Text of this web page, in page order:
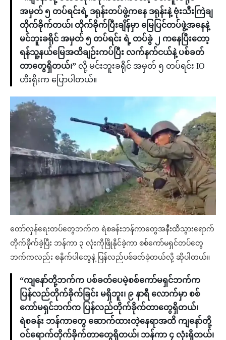
အမှတ် ၅ တပ်ရင်းရဲ့ ဒရုန်းတပ်ဖွဲ့ကနေ ဒရုန်းနဲ့ ဗုံးသီးကြဲချ
တိုက်ခိုက်တယ်၊ တိုက်ခိုက်ပြီးချိန်မှာ မြေပြင်တပ်ဖွဲ့အနေနဲ့
မင်ဘူးခရိုင် အမှတ် ၅ တပ်ရင်း ရဲ့ တပ်ခွဲ ၂ ကနေပြီးတော့
ရန်သူ့နယ်မြေအထိချဉ်းကပ်ပြီး လက်နက်ငယ်နဲ့ ပစ်ခတ်
တာတွေရှိတယ်၊” လို့ မင်းဘူးခရိုင် အမှတ် ၅ တပ်ရင်း IO
ဟီးရိုးက ပြောပါတယ်။
တော်လှန်ရေးတပ်တွေဘက်က ရဲစခန်းဘန်ကာတွေအနီးထိသွားရောက်
တိုက်ခိုက်ခဲ့ပြီး ဘန်ကာ ၃ လုံးကိုဖြိုနိုင်ခဲ့ကာ စစ်ကော်မရှင်တပ်တွေ
ဘက်ကလည်း စနိုက်ပါတွေနဲ့ ပြန်လည်ပစ်ခတ်ခဲ့တယ်လို့ ဆိုပါတယ်။
“ကျနော်တို့ဘက်က ပစ်ခတ်ပေမဲ့စစ်ကော်မရှင်ဘက်က
ပြန်လည်တိုက်ခိုက်ခြင်း မရှိဘူး၊ ၉ နာရီ လောက်မှာ စစ်
ကော်မရှင်ဘက်က ပြန်လည်တိုက်ခိုက်တာတွေရှိတယ်၊
ရဲစခန်း ဘန်ကာတွေ ဆောက်ထားတဲ့နေရာအထိ ကျနော်တို့
ဝင်ရောက်တိုက်ခိုက်တာတွေရှိတယ်၊ ဘန်ကာ ၄ လုံးရှိတယ်၊